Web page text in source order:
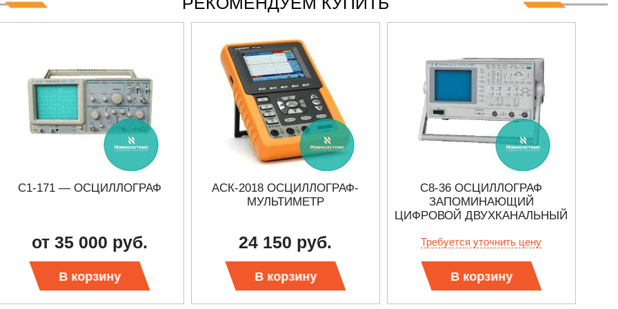
С1-171 — ОСЦИЛЛОГРАФ
от 35 000 руб.
В корзину
АСК-2018 ОСЦИЛЛОГРАФ-
МУЛЬТИМЕТР
24 150 руб.
В корзину
С8-36 ОСЦИЛЛОГРАФ
ЗАПОМИНАЮЩИЙ
ЦИФРОВОЙ ДВУХКАНАЛЬНЫЙ
Требуется уточнить цену
В корзину